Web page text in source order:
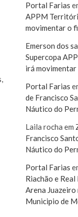
Portal Farias
APPM
movimentar o
Emerson dos
Supercopa
irá movimentar
Portal Farias
de Francisco
Náutico do
Laila rocha em
Francisco
Náutico do
Portal Farias
Riachão e
Arena Juazeiro
Municipio de